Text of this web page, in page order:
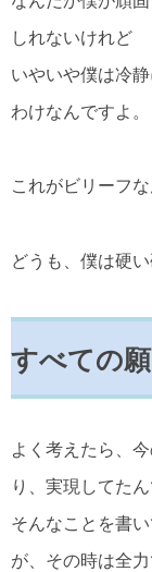
しれないけれど
いやいや僕は冷
わけなんですよ。
これがビリーフ
どうも、僕は硬
すべての
よく考えたら、
り、実現してたん
そんなことを書
が、その時は全